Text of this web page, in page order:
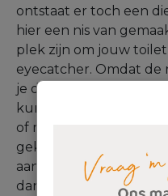
ontstaat er toch een
hier een nis van
plek zijn om jouw
eyecatcher. Omdat de
je deze heel goed
kunt denken aan
of met een unieke
gekozen om de
aan het plafond door
dan een soort